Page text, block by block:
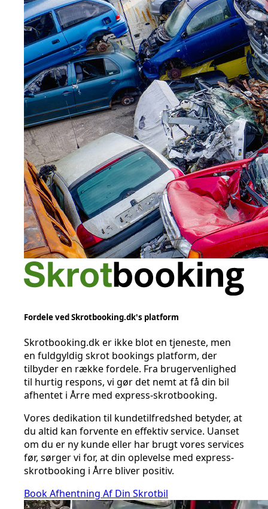
Fordele ved Skrotbooking.dk's platform
Skrotbooking.dk er ikke blot en tjeneste, men
en fuldgyldig skrot bookings platform, der
tilbyder en række fordele. Fra brugervenlighed
til hurtig respons, vi gør det nemt at få din bil
afhentet i Årre med express-skrotbooking.
Vores dedikation til kundetilfredshed betyder, at
du altid kan forvente en effektiv service. Uanset
om du er ny kunde eller har brugt vores services
før, sørger vi for, at din oplevelse med express-
skrotbooking i Årre bliver positiv.
Book Afhentning Af Din Skrotbil